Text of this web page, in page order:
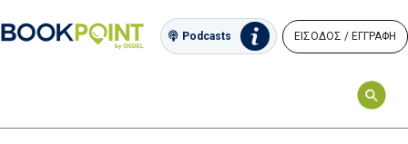
Podcasts ΕΙΣΟΔΟΣ / ΕΓΓΡΑΦΗ